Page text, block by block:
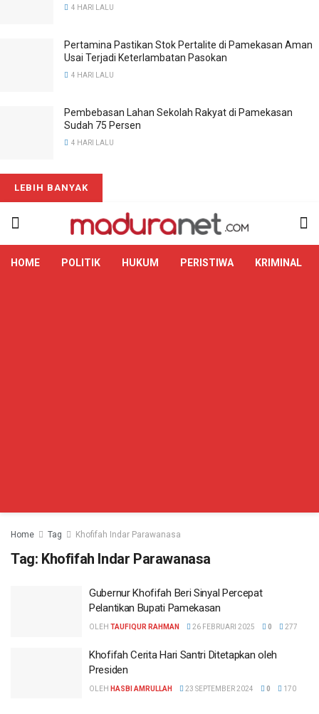
4 HARI LALU
Pertamina Pastikan Stok Pertalite di Pamekasan Aman
Usai Terjadi Keterlambatan Pasokan
4 HARI LALU
Pembebasan Lahan Sekolah Rakyat di Pamekasan
Sudah 75 Persen
4 HARI LALU
LEBIH BANYAK
HOME POLITIK HUKUM PERISTIWA KRIMINAL
Home Tag Khofifah Indar Parawanasa
Tag: Khofifah Indar Parawanasa
Gubernur Khofifah Beri Sinyal Percepat
Pelantikan Bupati Pamekasan
OLEH TAUFIQUR RAHMAN 26 FEBRUARI 2025 0 277
Khofifah Cerita Hari Santri Ditetapkan oleh
Presiden
OLEH HASBI AMRULLAH 23 SEPTEMBER 2024 0 170